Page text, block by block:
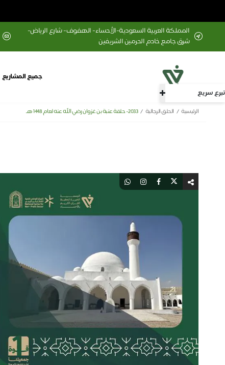
تبرع سريع
المملكة العربية السعودية-الأحساء- الهفوف- شارع الرياض-
شرق جامع خادم الحرمين الشريفين
جميع المشاريع
الرئيسية الحلق الرجالية 2033- حلقة عتبة بن غزوان رضي الله عنه لعام 1448 هـ